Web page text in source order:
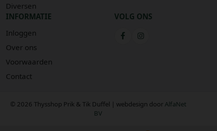
Diversen
INFORMATIE
Inloggen
Over ons
Voorwaarden
Contact
VOLG ONS
© 2026 Thysshop Prik & Tik Duffel | webdesign doorAlfaNet
BV